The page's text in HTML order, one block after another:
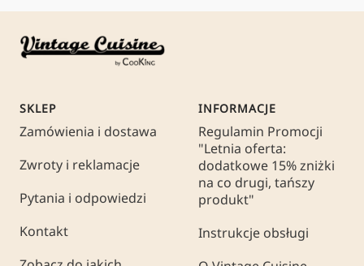
SKLEP
Zamówienia i dostawa
Zwroty i reklamacje
Pytania i odpowiedzi
Kontakt
INFORMACJE
Regulamin Promocji
"Letnia oferta:
dodatkowe 15% zniżki
na co drugi, tańszy
produkt"
Instrukcje obsługi